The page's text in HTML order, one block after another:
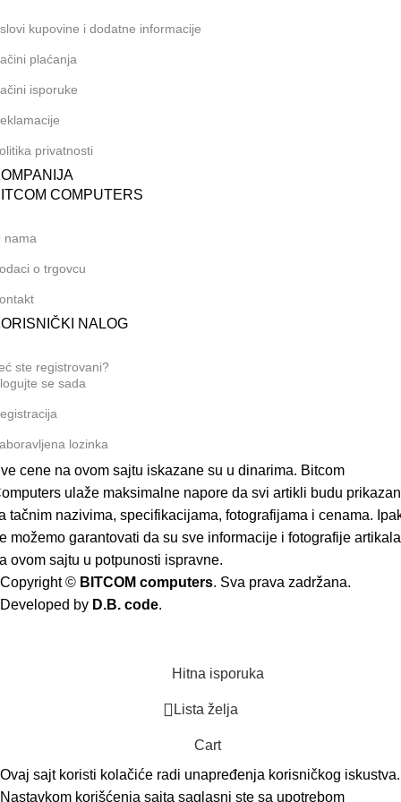
kupovine i dodatne informacije
plaćanja
isporuke
privatnosti
COMPUTERS
nama
o trgovcu
NALOG
ste registrovani?
se sada
lozinka
cene na ovom sajtu iskazane su u dinarima. Bitcom
ulaže maksimalne napore da svi artikli budu
tačnim nazivima, specifikacijama, fotografijama i cenama.
možemo garantovati da su sve informacije i fotografije artikala
ovom sajtu u potpunosti ispravne.
Copyright © BITCOM computers. Sva prava zadržana.
Developed by D.B. code.
Hitna isporuka
Lista želja
Cart
Ovaj sajt koristi kolačiće radi unapređenja korisničkog iskustva.
Nastavkom korišćenja sajta saglasni ste sa upotrebom